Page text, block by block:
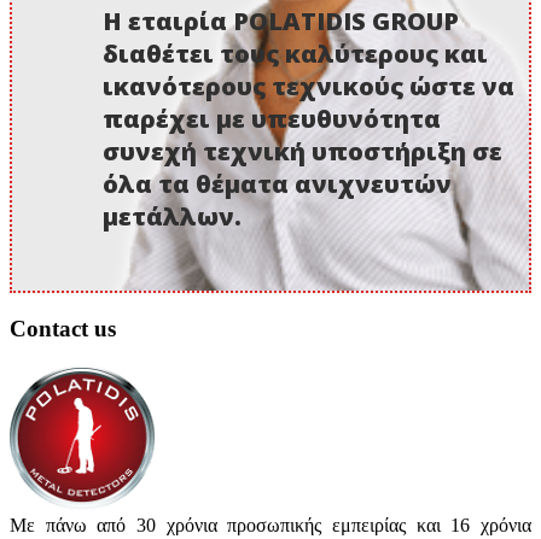
Η εταιρία POLATIDIS GROUP
διαθέτει τους καλύτερους και
ικανότερους τεχνικούς ώστε να
παρέχει με υπευθυνότητα
συνεχή τεχνική υποστήριξη σε
όλα τα θέματα ανιχνευτών
μετάλλων.
Contact us
Με πάνω από 30 χρόνια προσωπικής εμπειρίας και 16 χρόνια